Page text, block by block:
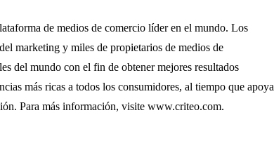
de medios de comercio líder en el mundo. Los
marketing y miles de propietarios de medios de
del mundo con el fin de obtener mejores resultados
más ricas a todos los consumidores, al tiempo que apoya
Para más información, visite www.criteo.com.